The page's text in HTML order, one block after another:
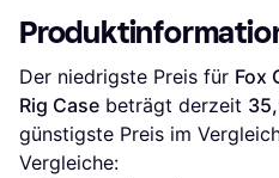
Der niedrigste Preis für Fox
Rig Case beträgt derzeit
günstigste Preis im
Vergleiche: